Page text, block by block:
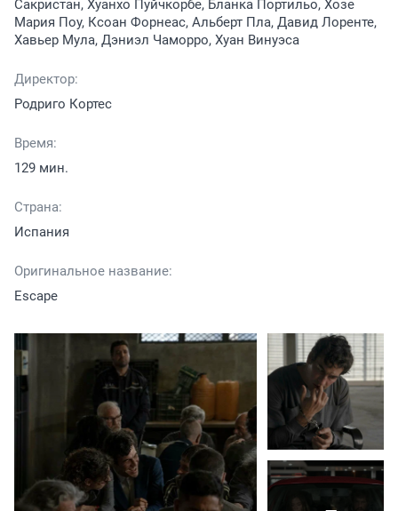
Сакристан, Хуанхо Пуйчкорбе, Бланка Портильо, Хозе
Мария Поу, Ксоан Форнеас, Альберт Пла, Давид Лоренте,
Хавьер Мула, Дэниэл Чаморро, Хуан Винуэса
Директор:
Родриго Кортес
Время:
129 мин.
Страна:
Испания
Оригинальное название:
Escape